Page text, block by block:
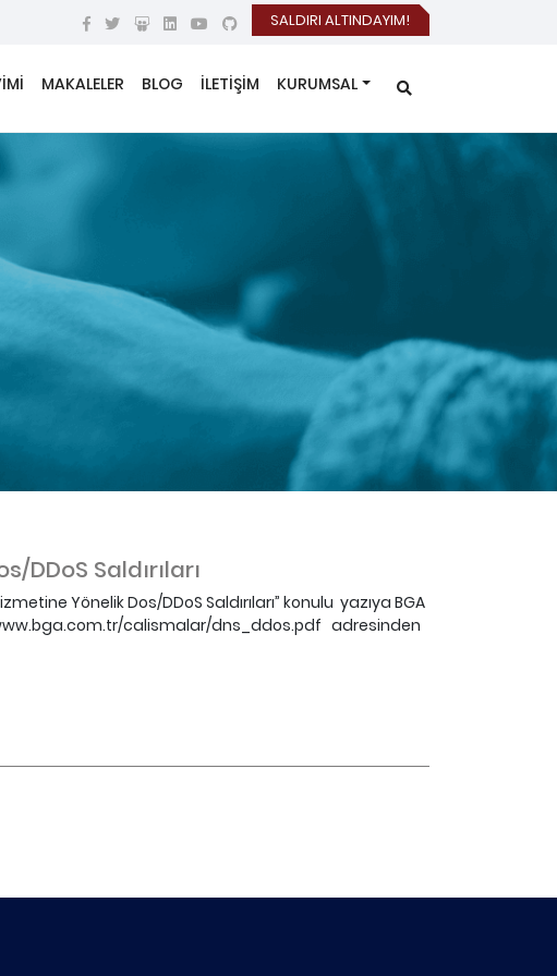
SALDIRI ALTINDAYIM!
MAKALELER BLOG İLETİŞİM KURUMSAL
DDoS Saldırıları
Yönelik Dos/DDoS Saldırıları” konulu yazıya BGA
calismalar/dns_ddos.pdf adresinden